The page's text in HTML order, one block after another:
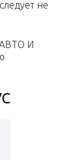
не
И